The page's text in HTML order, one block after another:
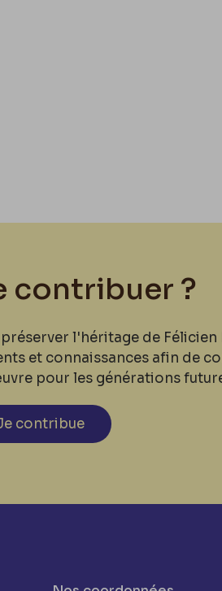
contribuer ?
l'héritage de Félicien
et connaissances afin de
pour les générations
contribue